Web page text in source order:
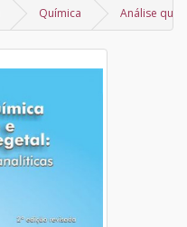
Química Análise